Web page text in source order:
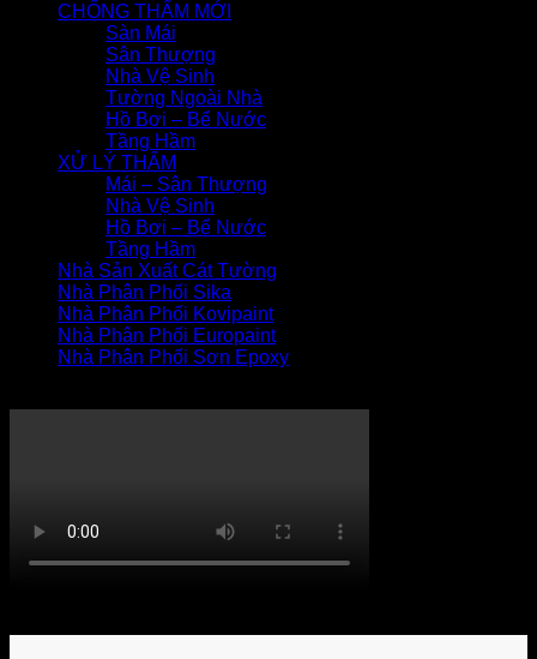
CHỐNG THẤM MỚI
Sàn Mái
Sân Thượng
Nhà Vệ Sinh
Tường Ngoài Nhà
Hồ Bơi – Bể Nước
Tầng Hầm
XỬ LÝ THẤM
Mái – Sân Thượng
Nhà Vệ Sinh
Hồ Bơi – Bể Nước
Tầng Hầm
Nhà Sản Xuất Cát Tường
Nhà Phân Phối Sika
Nhà Phân Phối Kovipaint
Nhà Phân Phối Europaint
Nhà Phân Phối Sơn Epoxy